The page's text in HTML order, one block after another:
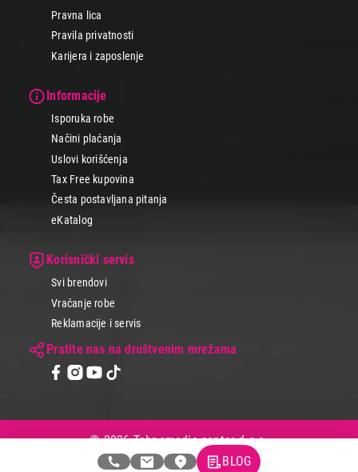
Pravna lica
Pravila privatnosti
Karijera i zaposlenje
Informacije
Isporuka robe
Načini plaćanja
Uslovi korišćenja
Tax Free kupovina
Česta postavljana pitanja
eKatalog
Korisnički servis
Svi brendovi
Vraćanje robe
Reklamacije i servis
Pratite nas na društvenim mrežama
© 2026 Tehnomedia centar d.o.o.
BLOG